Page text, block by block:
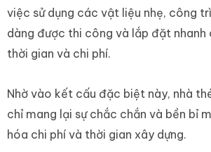
việc sử dụng các vật liệu nhẹ, công
dàng được thi công và lắp đặt
thời gian và chi phí.
Nhờ vào kết cấu đặc biệt này, nhà
chỉ mang lại sự chắc chắn và bền bỉ
hóa chi phí và thời gian xây dựng.